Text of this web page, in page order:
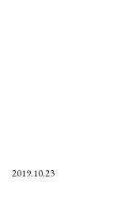
2019.10.23